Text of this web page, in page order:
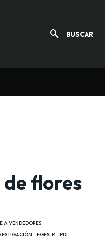
BUSCAR
flores
A VENDEDORES
FGESLP PDI